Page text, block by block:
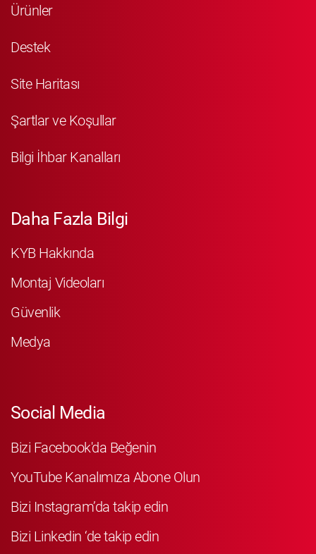
Ürünler
Destek
Site Haritası
Şartlar ve Koşullar
Bilgi İhbar Kanalları
Daha Fazla Bilgi
KYB Hakkında
Montaj Videoları
Güvenlik
Medya
Social Media
Bizi Facebook'da Beğenin
YouTube Kanalımıza Abone Olun
Bizi Instagram’da takip edin
Bizi Linkedin ‘de takip edin